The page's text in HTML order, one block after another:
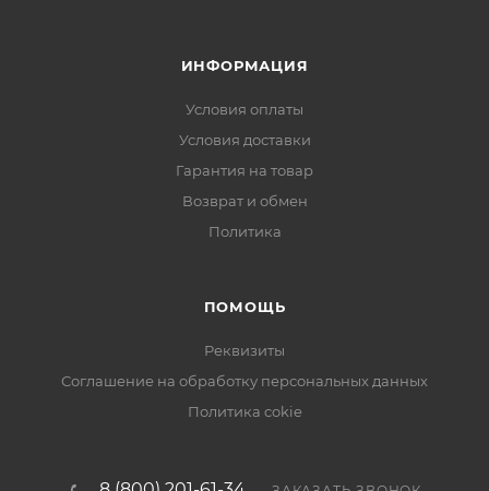
ИНФОРМАЦИЯ
Условия оплаты
Условия доставки
Гарантия на товар
Возврат и обмен
Политика
ПОМОЩЬ
Реквизиты
Соглашение на обработку персональных данных
Политика cokie